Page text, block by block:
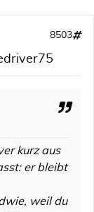
8503
kurz aus
er bleibt
weil du